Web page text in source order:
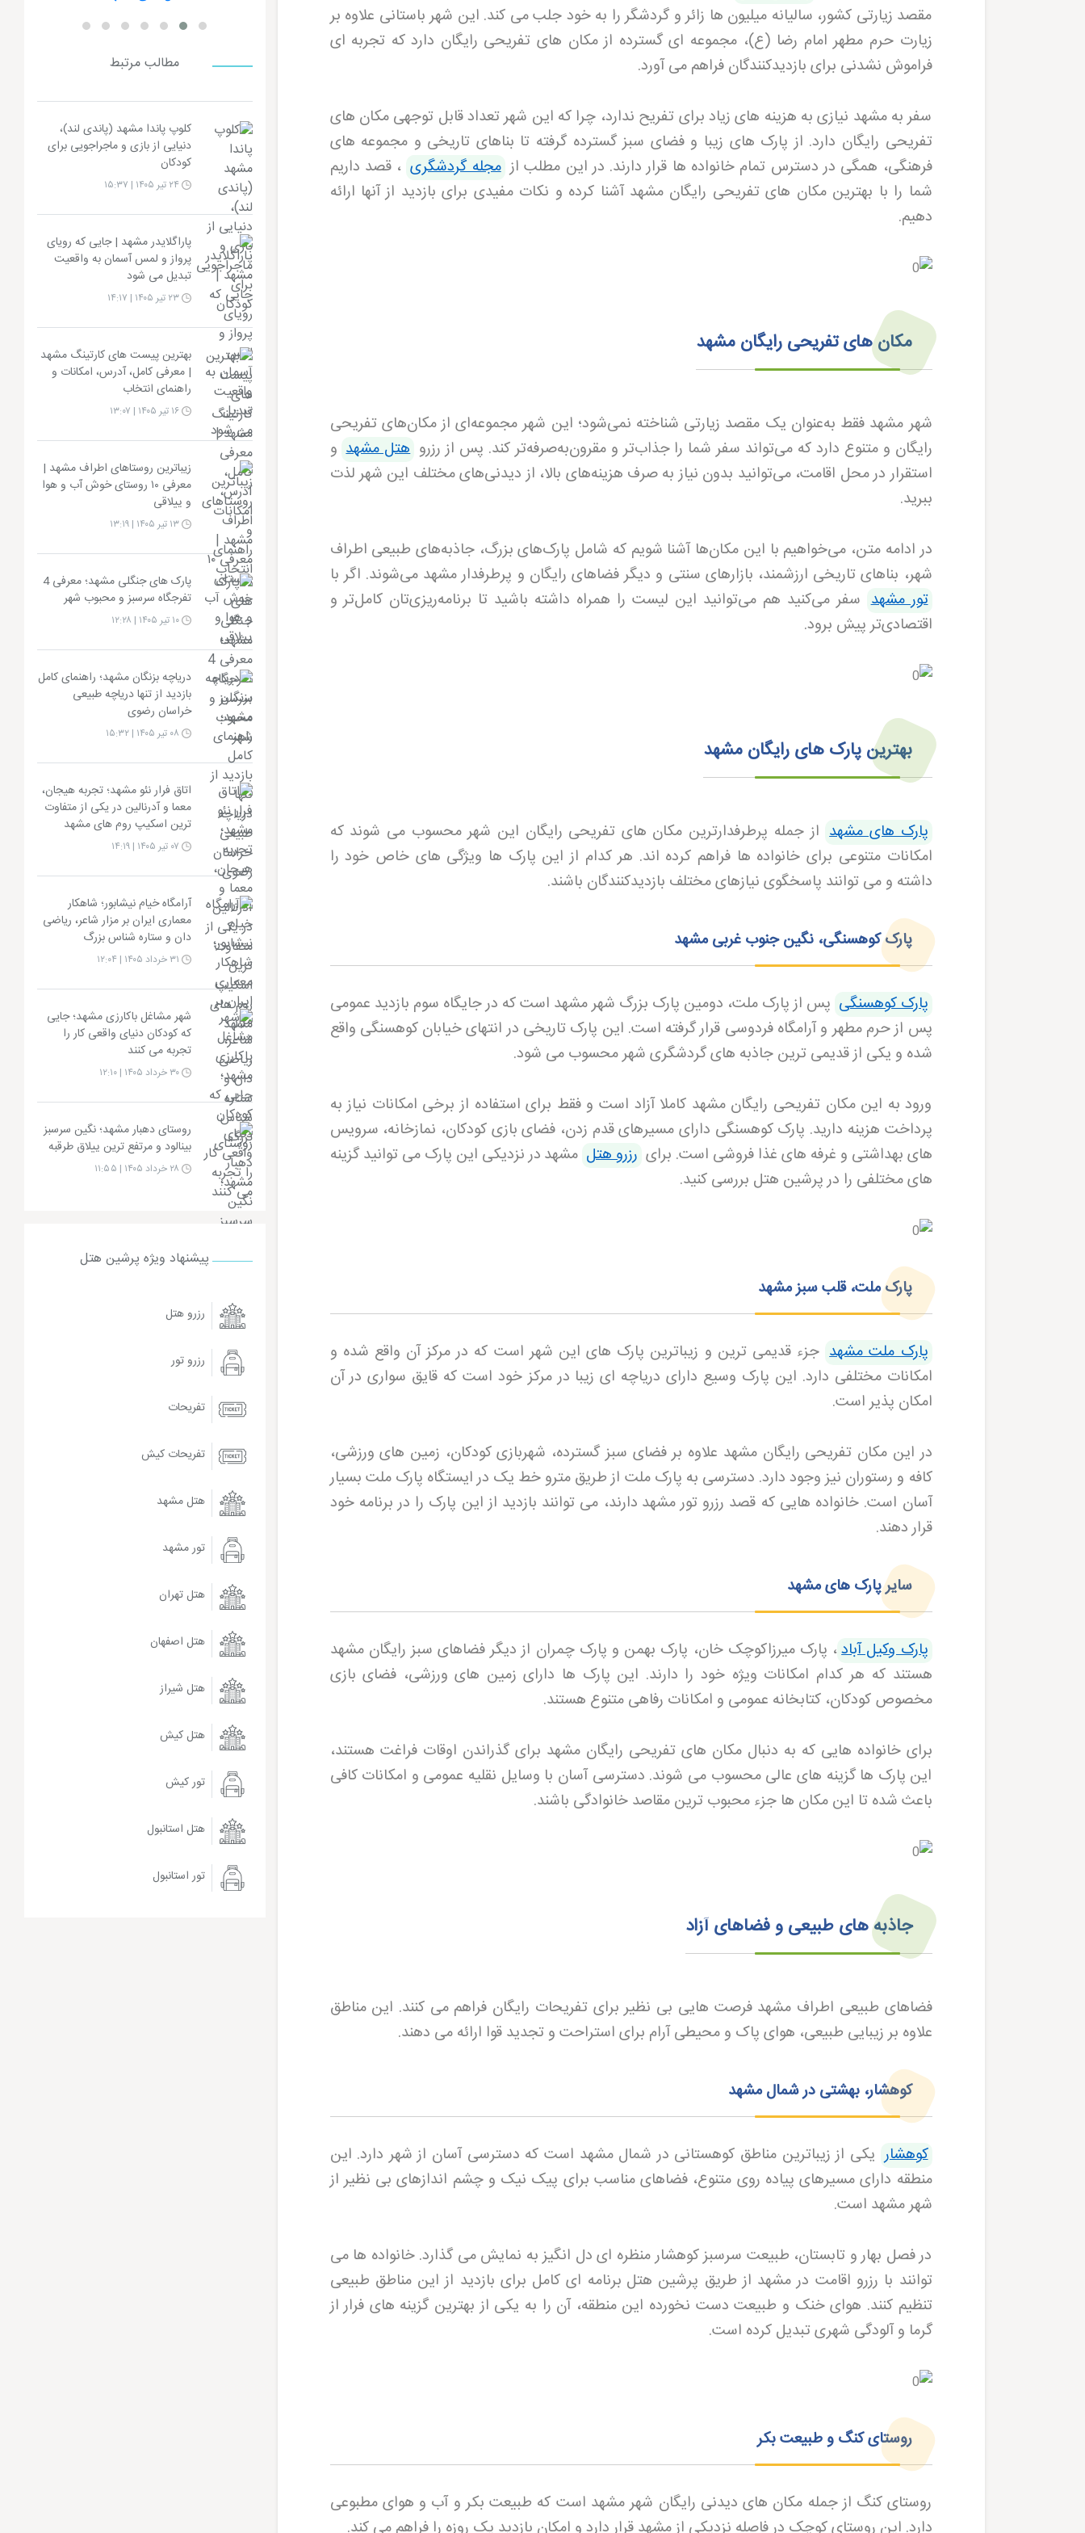
مقصد زیارتی کشور، سالیانه میلیون ها زائر و گردشگر را به خود جلب می کند. این شهر باستانی علاوه بر
زیارت حرم مطهر امام رضا (ع)، مجموعه ای گسترده از مکان های تفریحی رایگان دارد که تجربه ای
فراموش نشدنی برای بازدیدکنندگان فراهم می آورد.
سفر به مشهد نیازی به هزینه های زیاد برای تفریح ندارد، چرا که این شهر تعداد قابل توجهی مکان های
تفریحی رایگان دارد. از پارک های زیبا و فضای سبز گسترده گرفته تا بناهای تاریخی و مجموعه های
فرهنگی، همگی در دسترس تمام خانواده ها قرار دارند. در این مطلب از مجله گردشگری ، قصد داریم
شما را با بهترین مکان های تفریحی رایگان مشهد آشنا کرده و نکات مفیدی برای بازدید از آنها ارائه
دهیم.
مکان های تفریحی رایگان مشهد
شهر مشهد فقط به‌عنوان یک مقصد زیارتی شناخته نمی‌شود؛ این شهر مجموعه‌ای از مکان‌های تفریحی
رایگان و متنوع دارد که می‌تواند سفر شما را جذاب‌تر و مقرون‌به‌صرفه‌تر کند. پس از رزرو هتل مشهد و
استقرار در محل اقامت، می‌توانید بدون نیاز به صرف هزینه‌های بالا، از دیدنی‌های مختلف این شهر لذت
ببرید.
در ادامه متن، می‌خواهیم با این مکان‌ها آشنا شویم که شامل پارک‌های بزرگ، جاذبه‌های طبیعی اطراف
شهر، بناهای تاریخی ارزشمند، بازارهای سنتی و دیگر فضاهای رایگان و پرطرفدار مشهد می‌شوند. اگر با
تور مشهد سفر می‌کنید هم می‌توانید این لیست را همراه داشته باشید تا برنامه‌ریزی‌تان کامل‌تر و
اقتصادی‌تر پیش برود.
بهترین پارک های رایگان مشهد
پارک های مشهد از جمله پرطرفدارترین مکان های تفریحی رایگان این شهر محسوب می شوند که
امکانات متنوعی برای خانواده ها فراهم کرده اند. هر کدام از این پارک ها ویژگی های خاص خود را
داشته و می توانند پاسخگوی نیازهای مختلف بازدیدکنندگان باشند.
پارک کوهسنگی، نگین جنوب غربی مشهد
پارک کوهسنگی پس از پارک ملت، دومین پارک بزرگ شهر مشهد است که در جایگاه سوم بازدید عمومی
پس از حرم مطهر و آرامگاه فردوسی قرار گرفته است. این پارک تاریخی در انتهای خیابان کوهسنگی واقع
شده و یکی از قدیمی ترین جاذبه های گردشگری شهر محسوب می شود.
ورود به این مکان تفریحی رایگان مشهد کاملا آزاد است و فقط برای استفاده از برخی امکانات نیاز به
پرداخت هزینه دارید. پارک کوهسنگی دارای مسیرهای قدم زدن، فضای بازی کودکان، نمازخانه، سرویس
های بهداشتی و غرفه های غذا فروشی است. برای رزرو هتل مشهددر نزدیکی این پارک می توانید گزینه
های مختلفی را در پرشین هتل بررسی کنید.
پارک ملت، قلب سبز مشهد
پارک ملت مشهد جزء قدیمی ترین و زیباترین پارک های این شهر است که در مرکز آن واقع شده و
امکانات مختلفی دارد. این پارک وسیع دارای دریاچه ای زیبا در مرکز خود است که قایق سواری در آن
امکان پذیر است.
در این مکان تفریحی رایگان مشهد علاوه بر فضای سبز گسترده، شهربازی کودکان، زمین های ورزشی،
کافه و رستوران نیز وجود دارد. دسترسی به پارک ملت از طریق مترو خط یک در ایستگاه پارک ملت بسیار
آسان است. خانواده هایی که قصد رزرو تور مشهد دارند، می توانند بازدید از این پارک را در برنامه خود
قرار دهند.
سایر پارک های مشهد
پارک وکیل آباد، پارک میرزاکوچک خان، پارک بهمن و پارک چمران از دیگر فضاهای سبز رایگان مشهد
هستند که هر کدام امکانات ویژه خود را دارند. این پارک ها دارای زمین های ورزشی، فضای بازی
مخصوص کودکان، کتابخانه عمومی و امکانات رفاهی متنوع هستند.
برای خانواده هایی که به دنبال مکان های تفریحی رایگان مشهد برای گذراندن اوقات فراغت هستند،
این پارک ها گزینه های عالی محسوب می شوند. دسترسی آسان با وسایل نقلیه عمومی و امکانات کافی
باعث شده تا این مکان ها جزء محبوب ترین مقاصد خانوادگی باشند.
جاذبه های طبیعی و فضاهای آزاد
فضاهای طبیعی اطراف مشهد فرصت هایی بی نظیر برای تفریحات رایگان فراهم می کنند. این مناطق
علاوه بر زیبایی طبیعی، هوای پاک و محیطی آرام برای استراحت و تجدید قوا ارائه می دهند.
کوهشار، بهشتی در شمال مشهد
کوهشار یکی از زیباترین مناطق کوهستانی در شمال مشهد است که دسترسی آسان از شهر دارد. این
منطقه دارای مسیرهای پیاده روی متنوع، فضاهای مناسب برای پیک نیک و چشم اندازهای بی نظیر از
شهر مشهد است.
در فصل بهار و تابستان، طبیعت سرسبز کوهشار منظره ای دل انگیز به نمایش می گذارد. خانواده ها می
توانند با رزرو اقامت در مشهد از طریق پرشین هتل برنامه ای کامل برای بازدید از این مناطق طبیعی
تنظیم کنند. هوای خنک و طبیعت دست نخورده این منطقه، آن را به یکی از بهترین گزینه های فرار از
گرما و آلودگی شهری تبدیل کرده است.
روستای کنگ و طبیعت بکر
روستای کنگ از جمله مکان های دیدنی رایگان شهر مشهد است که طبیعت بکر و آب و هوای مطبوعی
دارد. این روستای کوچک در فاصله نزدیکی از مشهد قرار دارد و امکان بازدید یک روزه را فراهم می کند.
مطالب مرتبط
کلوپ پاندا مشهد (پاندی لند)،
دنیایی از بازی و ماجراجویی برای
کودکان
پاراگلایدر مشهد | جایی که رویای
پرواز و لمس آسمان به واقعیت
تبدیل می شود
۲۳ تیر ۱۴۰۵ | ۱۴:۱۷
بهترین پیست های کارتینگ مشهد
| معرفی کامل، آدرس، امکانات و
راهنمای انتخاب
۱۶ تیر ۱۴۰۵ | ۱۳:۰۷
زیباترین روستاهای اطراف مشهد |
معرفی ۱۰ روستای خوش آب و هوا
و ییلاقی
۱۳ تیر ۱۴۰۵ | ۱۳:۱۹
پارک های جنگلی مشهد؛ معرفی 4
تفرجگاه سرسبز و محبوب شهر
۱۰ تیر ۱۴۰۵ | ۱۲:۲۸
دریاچه بزنگان مشهد؛ راهنمای کامل
بازدید از تنها دریاچه طبیعی
خراسان رضوی
اتاق فرار نئو مشهد؛ تجربه هیجان،
معما و آدرنالین در یکی از متفاوت
ترین اسکیپ روم های مشهد
آرامگاه خیام نیشابور؛ شاهکار
معماری ایران بر مزار شاعر، ریاضی
دان و ستاره شناس بزرگ
شهر مشاغل باکارزی مشهد؛ جایی
که کودکان دنیای واقعی کار را
تجربه می کنند
۳۰ خرداد ۱۴۰۵ | ۱۲:۱۰
روستای دهبار مشهد؛ نگین سرسبز
بینالود و مرتفع ترین ییلاق طرقبه
پیشنهاد ویژه پرشین هتل
رزرو هتل
رزرو تور
تفریحات
تفریحات کیش
هتل مشهد
تور مشهد
هتل تهران
هتل اصفهان
هتل شیراز
هتل کیش
تور کیش
هتل استانبول
تور استانبول